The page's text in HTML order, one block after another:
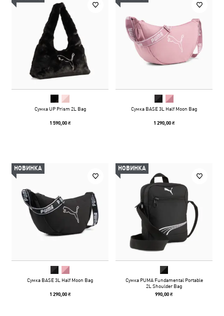
Сумка UP Prism 2L Bag
1 590,00 ₴
Сумка BASE 3L Half Moon Bag
1 290,00 ₴
НОВИНКА
Сумка BASE 3L Half Moon Bag
1 290,00 ₴
НОВИНКА
Сумка PUMA Fundamental Portable
2L Shoulder Bag
990,00 ₴